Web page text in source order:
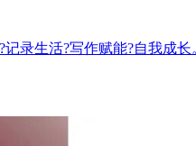
录生活?写作赋能?自我成